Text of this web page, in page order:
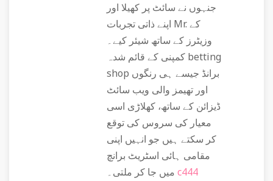
جنہوں نے سائٹ پر کھیلا اور
اپنے ذاتی تجربات Mr. کے
وزیٹرز کے ساتھ شیئر کیے۔
کمپنی کے قائم شدہ betting
shop برانڈ جیسے ہی رنگوں
اور تھیمز والی ویب سائٹ
ڈیزائن کے ساتھ، کھلاڑی اسی
معیار کی سروس کی توقع
کر سکتے ہیں جو انہیں اپنی
مقامی ہائی اسٹریٹ برانچ
c444